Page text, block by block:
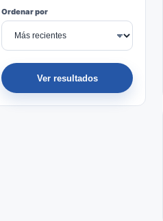
Ordenar por
Ver resultados